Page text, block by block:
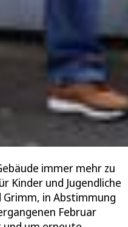
immer mehr zu
Kinder und Jugendliche
in Abstimmung
Februar